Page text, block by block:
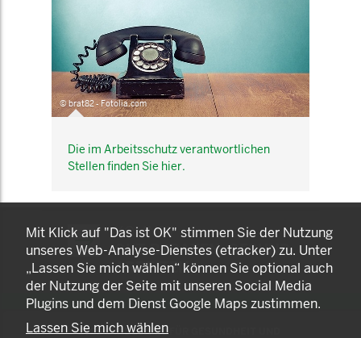
© brat82 - Fotolia.com
Die im Arbeitsschutz verantwortlichen
Stellen finden Sie hier.
KOMNET
GUT BERATEN. GESUND
ARBEITEN.
© 2025 LANDESAMT FÜR GESUNDHEIT UND
Mit Klick auf "Das ist OK" stimmen Sie der Nutzung
unseres Web-Analyse-Dienstes (etracker) zu. Unter
„Lassen Sie mich wählen“ können Sie optional auch
der Nutzung der Seite mit unseren Social Media
Plugins und dem Dienst Google Maps zustimmen.
Lassen Sie mich wählen